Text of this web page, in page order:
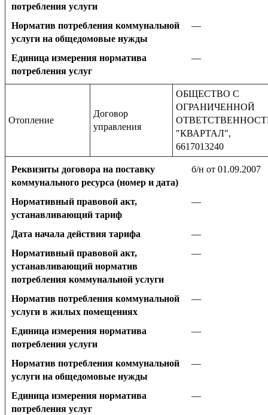
потребления услуги
Норматив потребления коммунальной
услуги на общедомовые нужды
—
Единица измерения норматива
потребления услуг
—
Отопление
Договор
управления
ОБЩЕСТВО С
ОГРАНИЧЕННОЙ
"КВАРТАЛ",
6617013240
Реквизиты договора на поставку
коммунального ресурса (номер и дата)
б/н от 01.09.2007
Нормативный правовой акт,
устанавливающий тариф
—
Дата начала действия тарифа
—
Нормативный правовой акт,
устанавливающий норматив
потребления коммунальной услуги
—
Норматив потребления коммунальной
услуги в жилых помещениях
—
Единица измерения норматива
потребления услуги
—
Норматив потребления коммунальной
услуги на общедомовые нужды
—
Единица измерения норматива
потребления услуг
—